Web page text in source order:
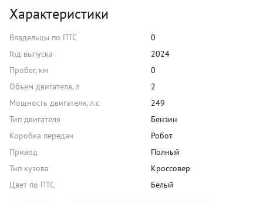
Характеристики
Владельцы по ПТС
0
Год выпуска
2024
Пробег, км
0
Объем двигателя, л
2
Мощность двигателя, л.с
249
Тип двигателя
Бензин
Коробка передач
Робот
Привод
Полный
Тип кузова
Кроссовер
Цвет по ПТС
Белый